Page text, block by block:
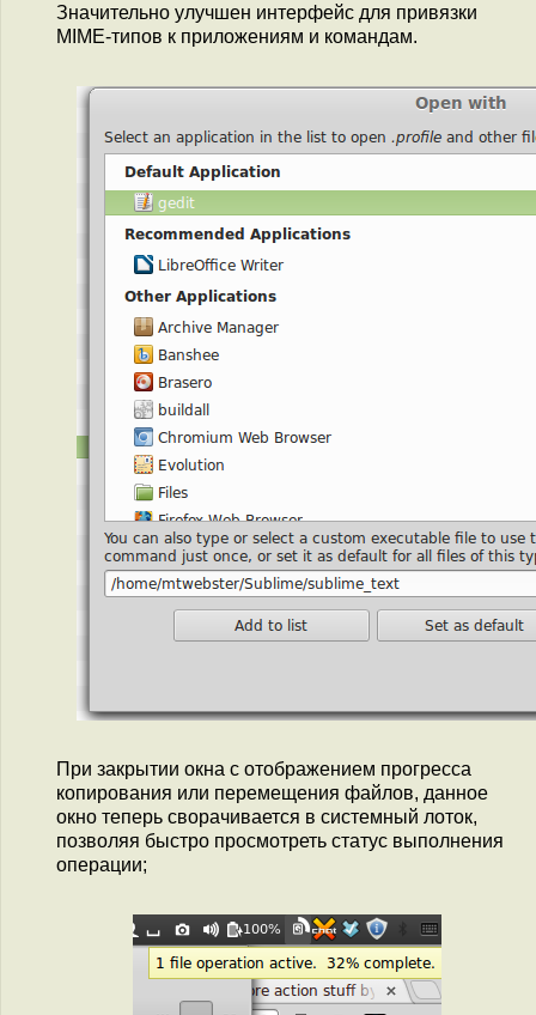
Значительно улучшен интерфейс для привязки
MIME-типов к приложениям и командам.
При закрытии окна с отображением прогресса
копирования или перемещения файлов, данное
окно теперь сворачивается в системный лоток,
позволяя быстро просмотреть статус выполнения
операции;